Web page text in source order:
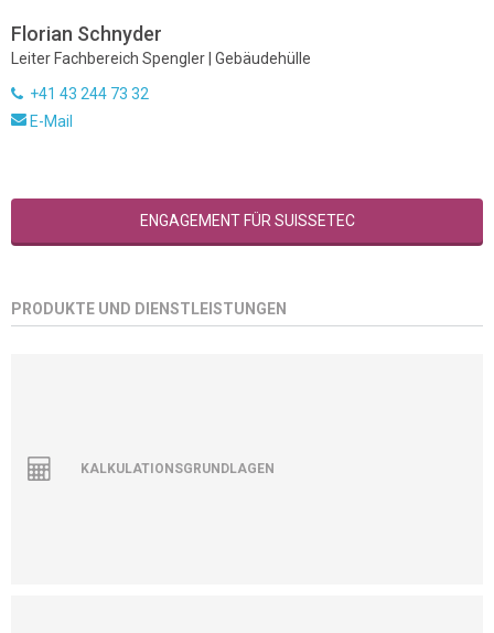
Florian Schnyder
Leiter Fachbereich Spengler | Gebäudehülle
+41 43 244 73 32
E-Mail
ENGAGEMENT FÜR SUISSETEC
PRODUKTE UND DIENSTLEISTUNGEN
KALKULATIONSGRUNDLAGEN